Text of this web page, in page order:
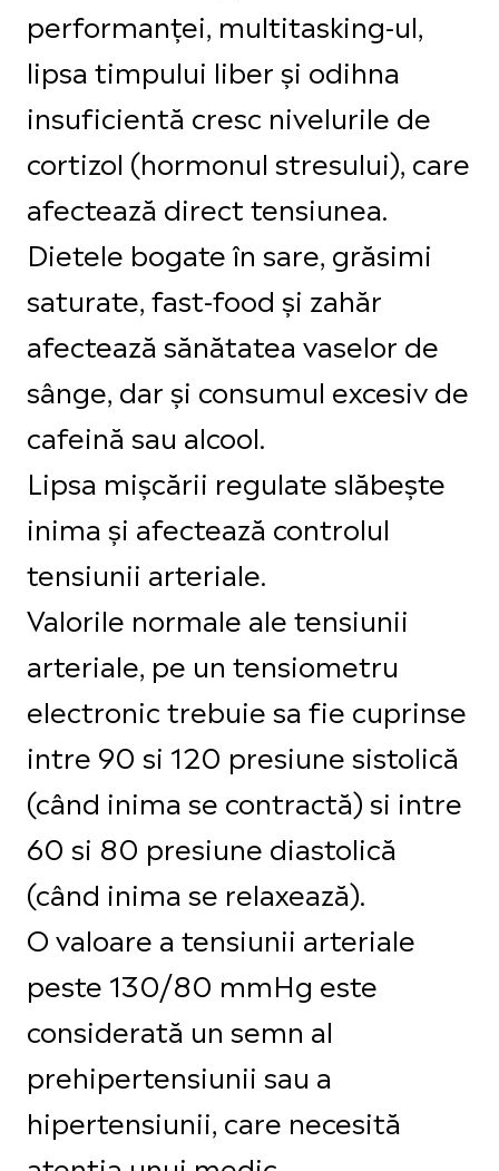
performanței, multitasking-ul,
lipsa timpului liber și odihna
insuficientă cresc nivelurile de
cortizol (hormonul stresului), care
afectează direct tensiunea.
Dietele bogate în sare, grăsimi
saturate, fast-food și zahăr
afectează sănătatea vaselor de
sânge, dar și consumul excesiv de
cafeină sau alcool.
Lipsa mișcării regulate slăbește
inima și afectează controlul
tensiunii arteriale.
Valorile normale ale tensiunii
arteriale, pe un tensiometru
electronic trebuie sa fie cuprinse
intre 90 si 120 presiune sistolică
(când inima se contractă) si intre
60 si 80 presiune diastolică
(când inima se relaxează).
O valoare a tensiunii arteriale
peste 130/80 mmHg este
considerată un semn al
prehipertensiunii sau a
hipertensiunii, care necesită